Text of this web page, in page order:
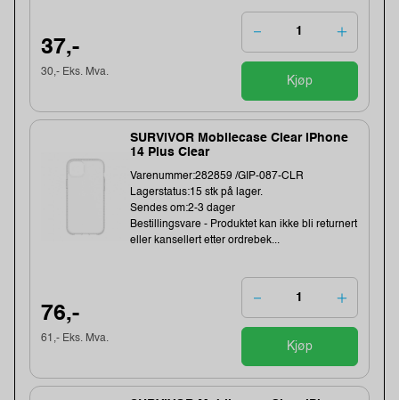
37,-
30,- Eks. Mva.
Kjøp
SURVIVOR Mobilecase Clear iPhone
14 Plus Clear
Varenummer:282859 /GIP-087-CLR
Lagerstatus:15 stk på lager.
Sendes om:2-3 dager
Bestillingsvare - Produktet kan ikke bli returnert
eller kansellert etter ordrebek...
76,-
61,- Eks. Mva.
Kjøp